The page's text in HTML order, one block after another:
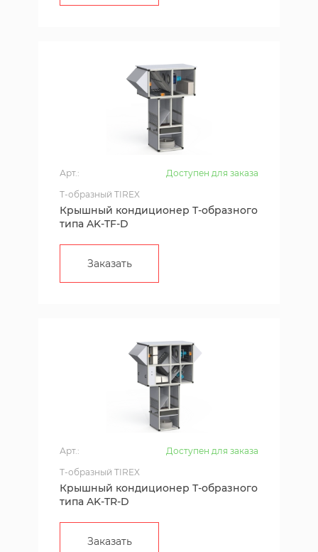
Арт.:
Доступен для заказа
T-образный TIREX
Крышный кондиционер Т-образного
типа AK-TF-D
Заказать
Арт.:
Доступен для заказа
T-образный TIREX
Крышный кондиционер Т-образного
типа AK-TR-D
Заказать